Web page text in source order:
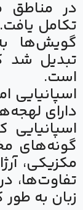
در
تکامل
گویش‌ها
تبدیل شد
است.
اسپانیایی
دارای
اسپانیایی
گونه‌های
مکزیکی،
تفاوت‌ها،
زبان به